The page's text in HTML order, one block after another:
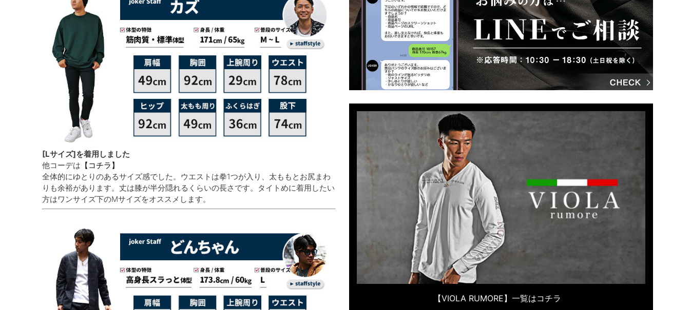
[Lサイズ]を着用しました
他コーデは 【コチラ】
全体的にゆとりのあるサイズ感でした。ウエストは拳1つが入り、太ももとお尻まわ
りも余裕があります。丈は膝が半分隠れるくらいの長さです。タイトめに着用したい
方はワンサイズ下のMサイズをオススメします。
【VIOLA RUMORE】一覧はコチラ